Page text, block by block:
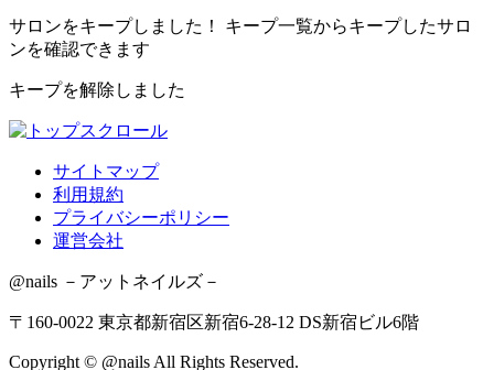
サロンをキープしました！ キープ一覧からキープしたサロ
ンを確認できます
キープを解除しました
サイトマップ
利用規約
プライバシーポリシー
運営会社
@nails －アットネイルズ－
〒160-0022 東京都新宿区新宿6-28-12 DS新宿ビル6階
Copyright © @nails All Rights Reserved.